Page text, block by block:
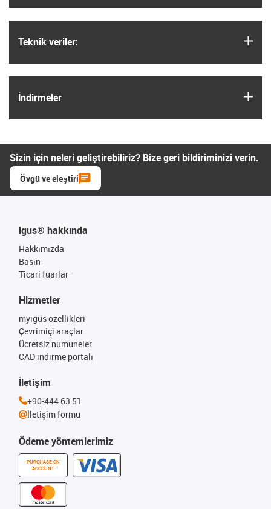
Teknik veriler:
İndirmeler
Sizin için neleri geliştirebiliriz? Bize geri bildiriminizi verin.
Övgü ve eleştiri
igus® hakkında
Hakkımızda
Basın
Ticari fuarlar
Ödeme yöntemlerimiz
PURCHASE ON
ACCOUNT
Hizmetler
myigus özellikleri
Çevrimiçi araçlar
Ücretsiz numuneler
CAD indirme portalı
İletişim
+90-444 63 51
İletişim formu